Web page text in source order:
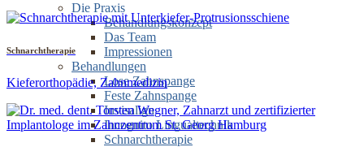
Die Praxis
Behandlungskonzept
Das Team
Impressionen
Behandlungen
Lose Zahnspange
Feste Zahnspange
Invisalign
Incognito Lingualtechnik
Schnarchtherapie
Schnarchtherapie
Kieferorthopädie, Zahnmedizin